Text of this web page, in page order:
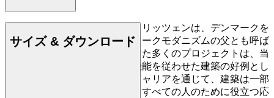
ヴィルヘルム・テオドア・ラウリッツェンは、デンマークを
代表する建築家であり、デンマークモダニズムの父とも呼ば
れています。今日、彼が手がけた多くのプロジェクトは、当
時としては画期的な、形態に機能を従わせた建築の好例とし
て残されています。彼はそのキャリアを通じて、建築は一部
の特権階級のためだけでなく、すべての人のために役立つ応
サイズ & ダウンロード